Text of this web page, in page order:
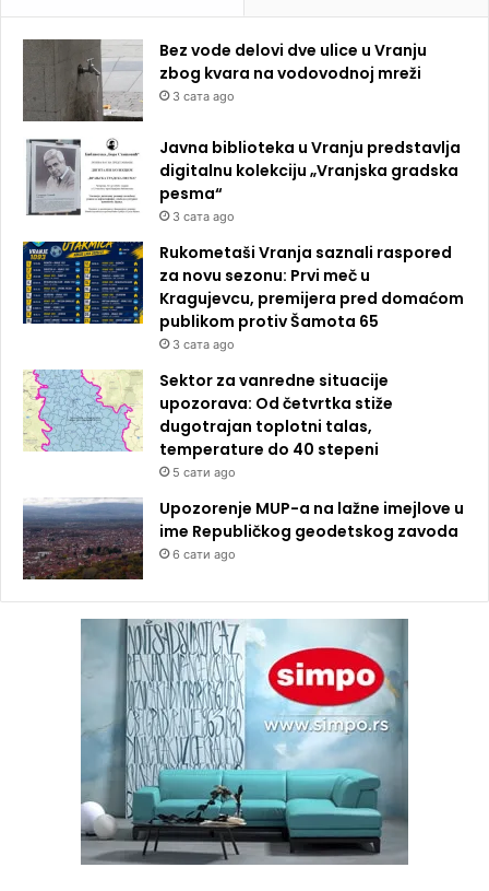
Bez vode delovi dve ulice u Vranju
zbog kvara na vodovodnoj mreži
3 сата ago
Javna biblioteka u Vranju predstavlja
digitalnu kolekciju „Vranjska gradska
pesma“
3 сата ago
Rukometaši Vranja saznali raspored
za novu sezonu: Prvi meč u
Kragujevcu, premijera pred domaćom
publikom protiv Šamota 65
3 сата ago
Sektor za vanredne situacije
upozorava: Od četvrtka stiže
dugotrajan toplotni talas,
temperature do 40 stepeni
5 сати ago
Upozorenje MUP-a na lažne imejlove u
ime Republičkog geodetskog zavoda
6 сати ago